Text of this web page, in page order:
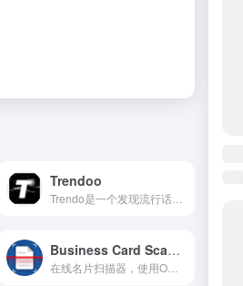
Trendoo
Business Card Scanner